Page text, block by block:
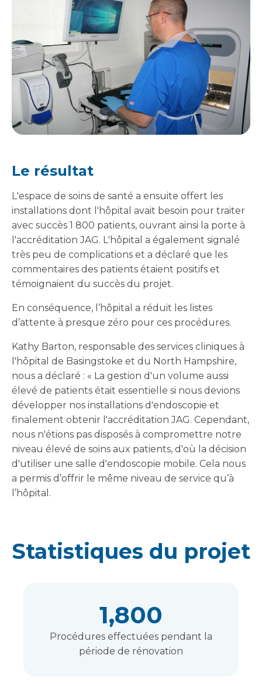
Le résultat
L'espace de soins de santé a ensuite offert les
installations dont l'hôpital avait besoin pour traiter
avec succès 1 800 patients, ouvrant ainsi la porte à
l'accréditation JAG. L'hôpital a également signalé
très peu de complications et a déclaré que les
commentaires des patients étaient positifs et
témoignaient du succès du projet.
En conséquence, l’hôpital a réduit les listes
d’attente à presque zéro pour ces procédures.
Kathy Barton, responsable des services cliniques à
l'hôpital de Basingstoke et du North Hampshire,
nous a déclaré : « La gestion d'un volume aussi
élevé de patients était essentielle si nous devions
développer nos installations d'endoscopie et
finalement obtenir l'accréditation JAG. Cependant,
nous n'étions pas disposés à compromettre notre
niveau élevé de soins aux patients, d'où la décision
d'utiliser une salle d'endoscopie mobile. Cela nous
a permis d’offrir le même niveau de service qu’à
l’hôpital.
Statistiques du projet
1,800
Procédures effectuées pendant la
période de rénovation